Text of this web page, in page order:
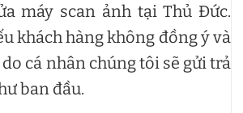
máy scan ảnh tại Thủ Đức.
khách hàng không đồng ý và
cá nhân chúng tôi sẽ gửi trả
ban đầu.